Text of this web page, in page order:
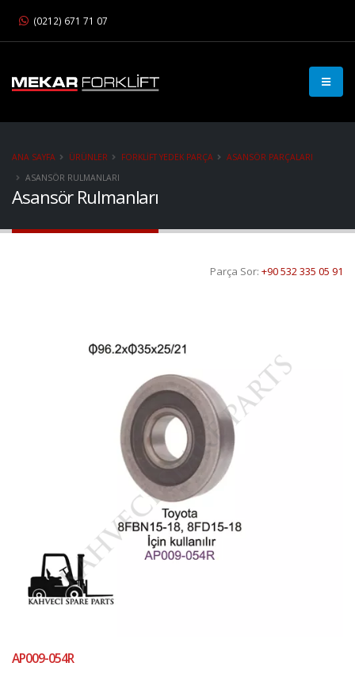
(0212) 671 71 07
Asansör Rulmanları
ANA SAYFA ÜRÜNLER FORKLIFT YEDEK PARÇA
ASANSÖR PARÇALARI
ASANSÖR RULMANLARI
Parça Sor: +90 532 335 05 91
AP009-054R